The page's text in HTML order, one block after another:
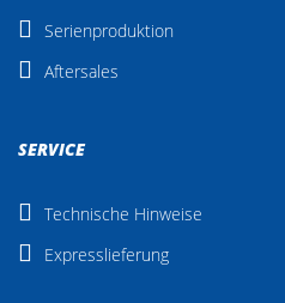
Serienproduktion
Aftersales
SERVICE
Technische Hinweise
Expresslieferung